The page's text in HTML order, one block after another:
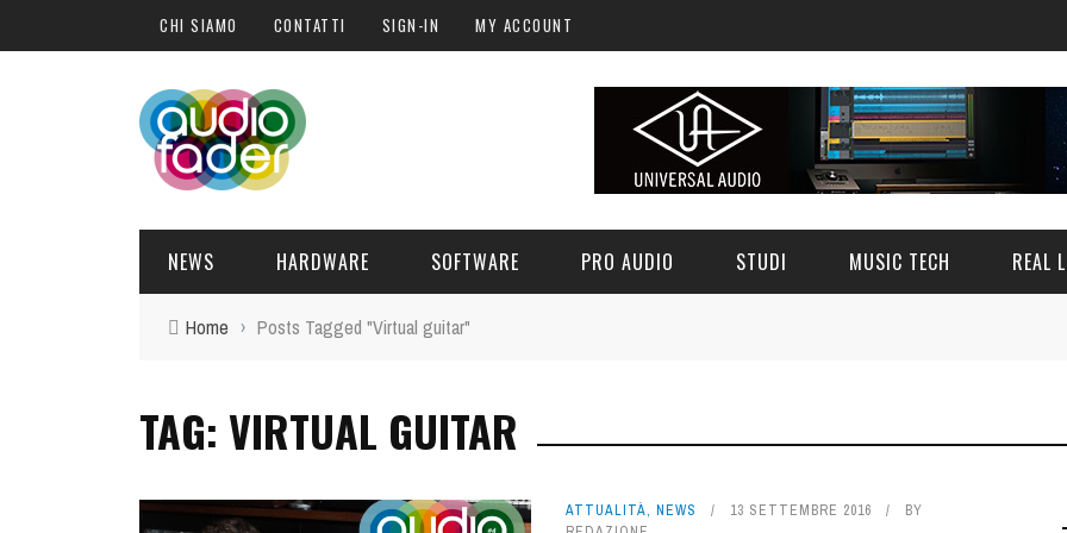
CHI SIAMO CONTATTI SIGN-IN MY ACCOUNT
NEWS
HARDWARE
OFFERTE
HARDWARE SOFTWARE PRO AUDIO
POST PRO
FORMAZIONE
STUDI MUSIC TECH
DJ PRODUCER
DRUM PERC
REAL
INTERVISTE
TAVOLE ROTONDE
SYNTH
GUITAR
Home › Posts Tagged "Virtual guitar"
TAG: VIRTUAL GUITAR
ATTUALITÀ, NEWS 13 SETTEMBRE 2016
BY